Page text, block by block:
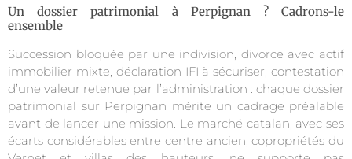
Un dossier patrimonial à Perpignan ? Cadrons-le
ensemble
Succession bloquée par une indivision, divorce avec actif
immobilier mixte, déclaration IFI à sécuriser, contestation
d’une valeur retenue par l’administration : chaque dossier
patrimonial sur Perpignan mérite un cadrage préalable
avant de lancer une mission. Le marché catalan, avec ses
écarts considérables entre centre ancien, copropriétés du